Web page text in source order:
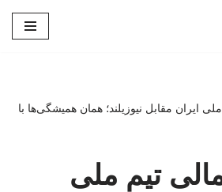
ایران مقابل نیوزیلند؛ همان همیشگی‌ها با
تیم ملی